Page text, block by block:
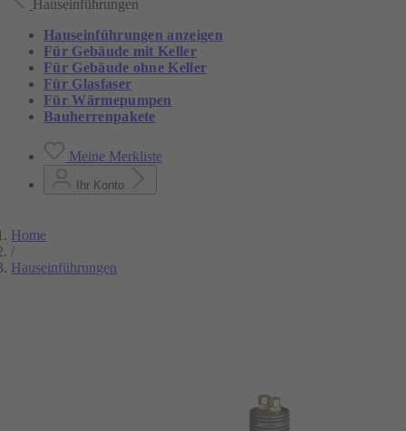
Hauseinführungen
Hauseinführungen anzeigen
Für Gebäude mit Keller
Für Gebäude ohne Keller
Für Glasfaser
Für Wärmepumpen
Bauherrenpakete
Meine Merkliste
Ihr Konto
Home
/
Hauseinführungen